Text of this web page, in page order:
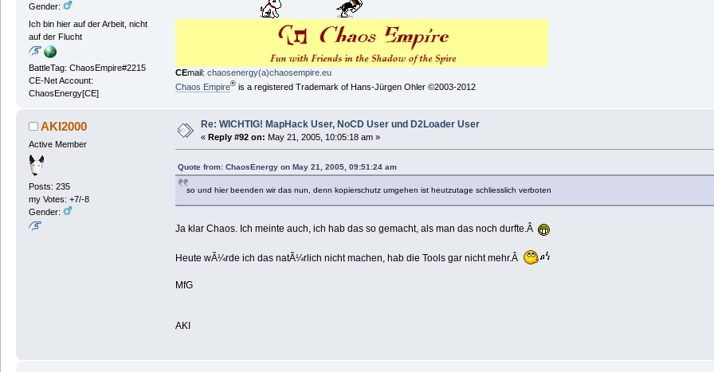
Gender:
Ich bin hier auf der Arbeit, nicht
auf der Flucht
BattleTag: ChaosEmpire#2215
CE-Net Account:
ChaosEnergy[CE]
CEmail: chaosenergy(a)chaosempire.eu
Chaos Empire®is a registered Trademark of Hans-Jürgen Ohler ©2003-2012
AKI2000
Active Member
Posts: 235
my Votes: +7/-8
Gender:
Re: WICHTIG! MapHack User, NoCD User und D2Loader User
« Reply #92 on: May 21, 2005, 10:05:18 am »
Quote from: ChaosEnergy on May 21, 2005, 09:51:24 am
so und hier beenden wir das nun, denn kopierschutz umgehen ist heutzutage schliesslich verboten
Ja klar Chaos. Ich meinte auch, ich hab das so gemacht, als man das noch durfte.Â
Heute wÃ¼rde ich das natÃ¼rlich nicht machen, hab die Tools gar nicht mehr.Â
MfG
AKI